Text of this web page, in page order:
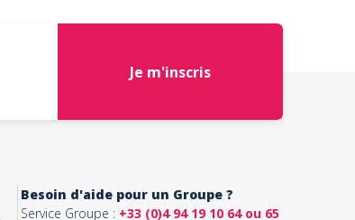
Je m'inscris
Besoin d'aide pour un Groupe ?
Service Groupe : +33 (0)4 94 19 10 64 ou 65